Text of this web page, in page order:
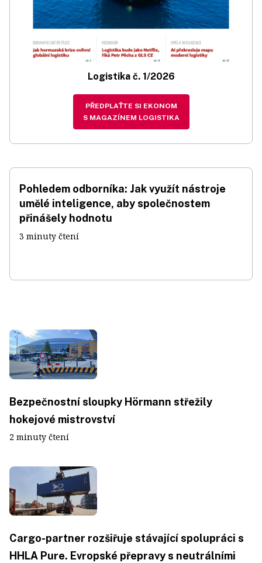
Logistika č. 1/2026
PŘEDPLAŤTE SI EKONOM
S MAGAZÍNEM LOGISTIKA
Pohledem odborníka: Jak využít nástroje
umělé inteligence, aby společnostem
přinášely hodnotu
3 minuty čtení
Bezpečnostní sloupky Hörmann střežily
hokejové mistrovství
2 minuty čtení
Cargo-partner rozšiřuje stávající spolupráci s
HHLA Pure. Evropské přepravy s neutrálními